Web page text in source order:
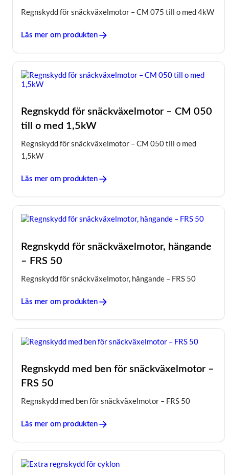
Regnskydd för snäckväxelmotor – CM 075 till o med 4kW
Läs mer om produkten
Regnskydd för snäckväxelmotor – CM 050
till o med 1,5kW
Regnskydd för snäckväxelmotor – CM 050 till o med
1,5kW
Läs mer om produkten
Regnskydd för snäckväxelmotor, hängande
– FRS 50
Regnskydd för snäckväxelmotor, hängande – FRS 50
Läs mer om produkten
Regnskydd med ben för snäckväxelmotor –
FRS 50
Regnskydd med ben för snäckväxelmotor – FRS 50
Läs mer om produkten